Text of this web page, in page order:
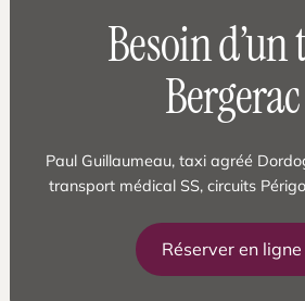
Besoin d’un
Paul Guillaumeau, taxi agréé
transport médical SS, circuits
Réserver en